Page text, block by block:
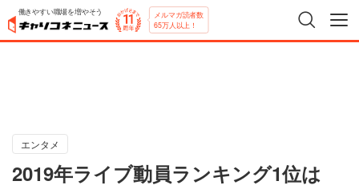
働きやすい職場を増やそう メルマガ読者数
65万人以上！
エンタメ
2019年ライブ動員ランキング1位は